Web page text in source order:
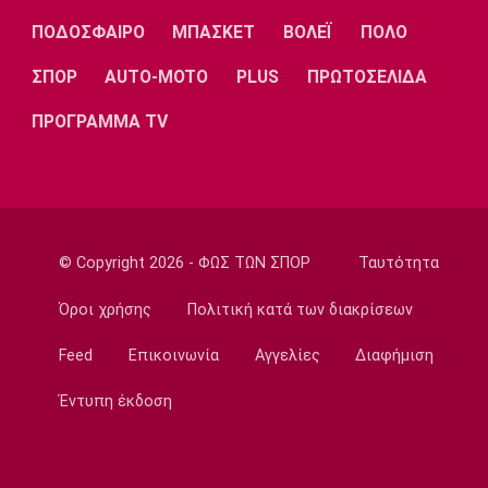
Λαζάνης: «Στόχος του ΠΑΣ Γιάννινα η
14:05
Εθνικές Μπάσκετ
EuroLeague
Μπέικοτ
Βιτάλις: «Θα δώσω τα πάντα για την ΑΕΚ»
ΠΟΔΟΣΦΑΙΡΟ ΜΠΑΣΚΕΤ ΒΟΛΕΪ ΠΟΛΟ
ΣΠΟΡ AUTO-MOTO PLUS ΠΡΩΤΟΣΕΛΙΔΑ
ΠΡΟΓΡΑΜΜΑ TV
© Copyright 2026 - ΦΩΣ ΤΩΝ ΣΠΟΡ Ταυτότητα
Όροι χρήσης Πολιτική κατά των διακρίσεων
Feed Επικοινωνία Αγγελίες Διαφήμιση
Έντυπη έκδοση